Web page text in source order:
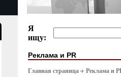
Я
ищу:
Реклама и PR
Главная страница Реклама и